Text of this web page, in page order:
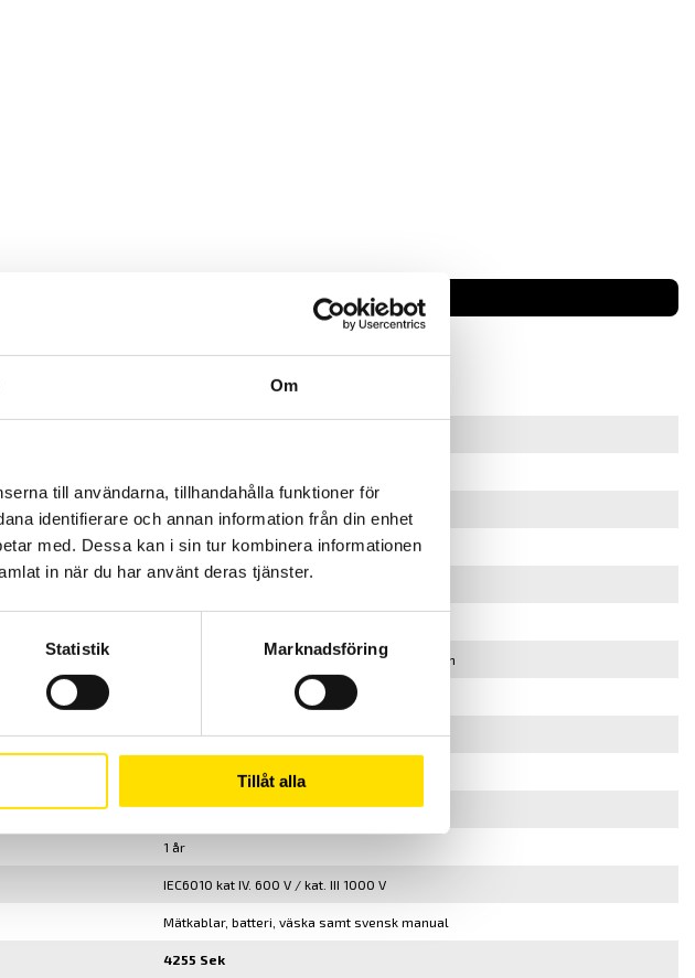
Om
till användarna, tillhandahålla funktioner för
identifierare och annan information från din enhet
med. Dessa kan i sin tur kombinera informationen
in när du har använt deras tjänster.
Statistik Marknadsföring
Tillåt alla
50mA...1000 A AC
50...3 kHz
10 000-siffrors digital display för 2 mätvärden
500 mV...1000 V AC/200 mV...1400 V DC
Summer/PEAK/HOLD/MIN/MAX-funktion
IP30
1 år
IEC6010 kat IV. 600 V / kat. III 1000 V
Mätkablar, batteri, väska samt svensk manual
4255 Sek